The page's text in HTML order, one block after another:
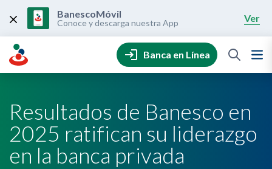
content
BanescoMóvil
Conoce y descarga nuestra App Ver
Banca en Línea
Resultados de Banesco en
2025 ratifican su liderazgo
en la banca privada